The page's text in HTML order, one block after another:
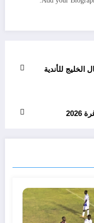
الخليج للأندية